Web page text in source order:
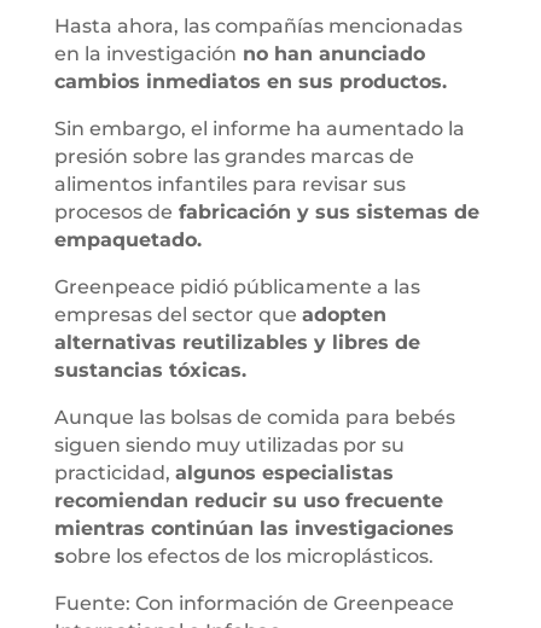
Hasta ahora, las compañías mencionadas
en la investigación no han anunciado
cambios inmediatos en sus productos.
Sin embargo, el informe ha aumentado la
presión sobre las grandes marcas de
alimentos infantiles para revisar sus
procesos de fabricación y sus sistemas de
empaquetado.
Greenpeace pidió públicamente a las
empresas del sector que adopten
alternativas reutilizables y libres de
sustancias tóxicas.
Aunque las bolsas de comida para bebés
siguen siendo muy utilizadas por su
practicidad, algunos especialistas
recomiendan reducir su uso frecuente
mientras continúan las investigaciones
sobre los efectos de los microplásticos.
Fuente: Con información de Greenpeace